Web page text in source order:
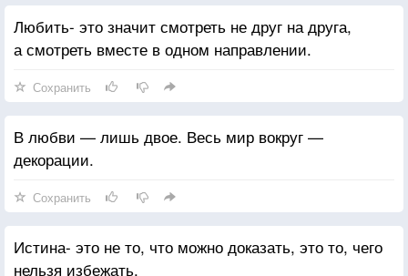
Любить- это значит смотреть не друг на друга,
а смотреть вместе в одном направлении.
Сохранить
В любви — лишь двое. Весь мир вокруг —
декорации.
Сохранить
Истина- это не то, что можно доказать, это то, чего
нельзя избежать.